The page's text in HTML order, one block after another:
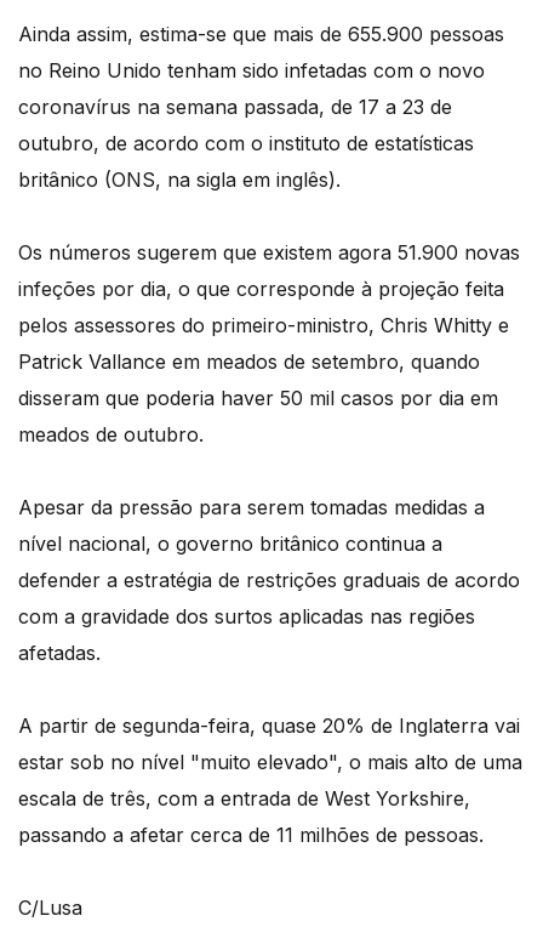
Ainda assim, estima-se que mais de 655.900 pessoas
no Reino Unido tenham sido infetadas com o novo
coronavírus na semana passada, de 17 a 23 de
outubro, de acordo com o instituto de estatísticas
britânico (ONS, na sigla em inglês).
Os números sugerem que existem agora 51.900 novas
infeções por dia, o que corresponde à projeção feita
pelos assessores do primeiro-ministro, Chris Whitty e
Patrick Vallance em meados de setembro, quando
disseram que poderia haver 50 mil casos por dia em
meados de outubro.
Apesar da pressão para serem tomadas medidas a
nível nacional, o governo britânico continua a
defender a estratégia de restrições graduais de acordo
com a gravidade dos surtos aplicadas nas regiões
afetadas.
A partir de segunda-feira, quase 20% de Inglaterra vai
estar sob no nível "muito elevado", o mais alto de uma
escala de três, com a entrada de West Yorkshire,
passando a afetar cerca de 11 milhões de pessoas.
C/Lusa